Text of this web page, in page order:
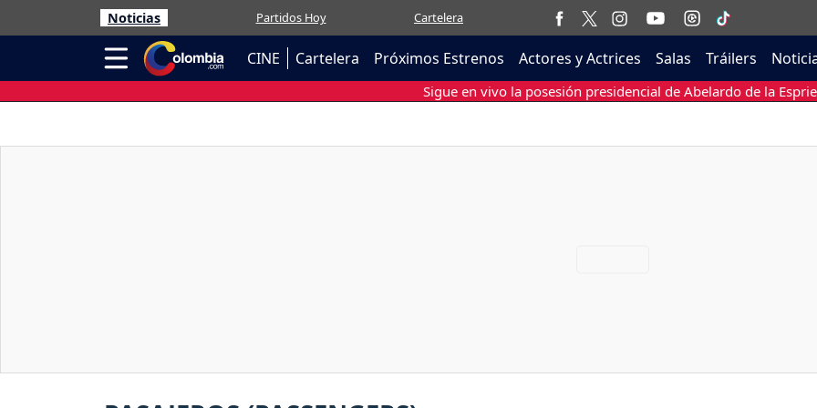
Noticias Partidos Hoy Cartelera
CINE Cartelera Próximos Estrenos Actores y Actrices Salas Tráilers
Sigue en vivo la posesión presidencial de Abelardo de la